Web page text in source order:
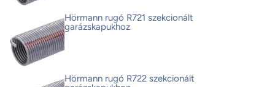
Hörmann rugó R721 szekcionált
garázskapukhoz
Hörmann rugó R722 szekcionált